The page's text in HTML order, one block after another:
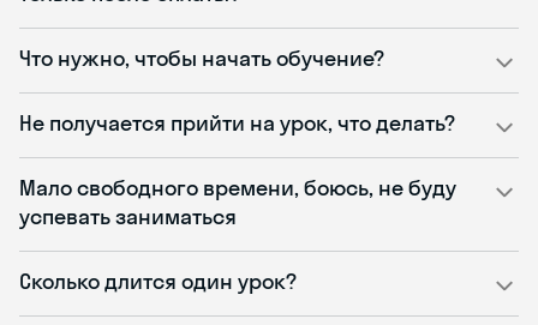
Что нужно, чтобы начать обучение?
Не получается прийти на урок, что делать?
Мало свободного времени, боюсь, не буду
успевать заниматься
Сколько длится один урок?